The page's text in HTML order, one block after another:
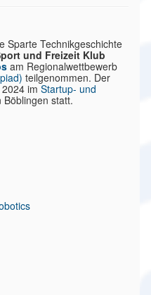
Sparte Technikgeschichte
und Freizeit Klub
am Regionalwettbewerb
teilgenommen. Der
2024 imStartup- und
Böblingen statt.